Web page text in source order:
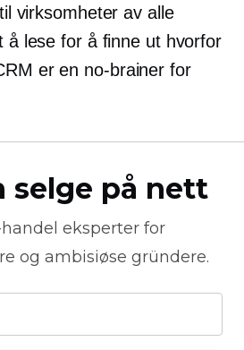
virksomheter av alle
å lese for å finne ut hvorfor
er en no-brainer for
selge på nett
eksperter for
og ambisiøse gründere.